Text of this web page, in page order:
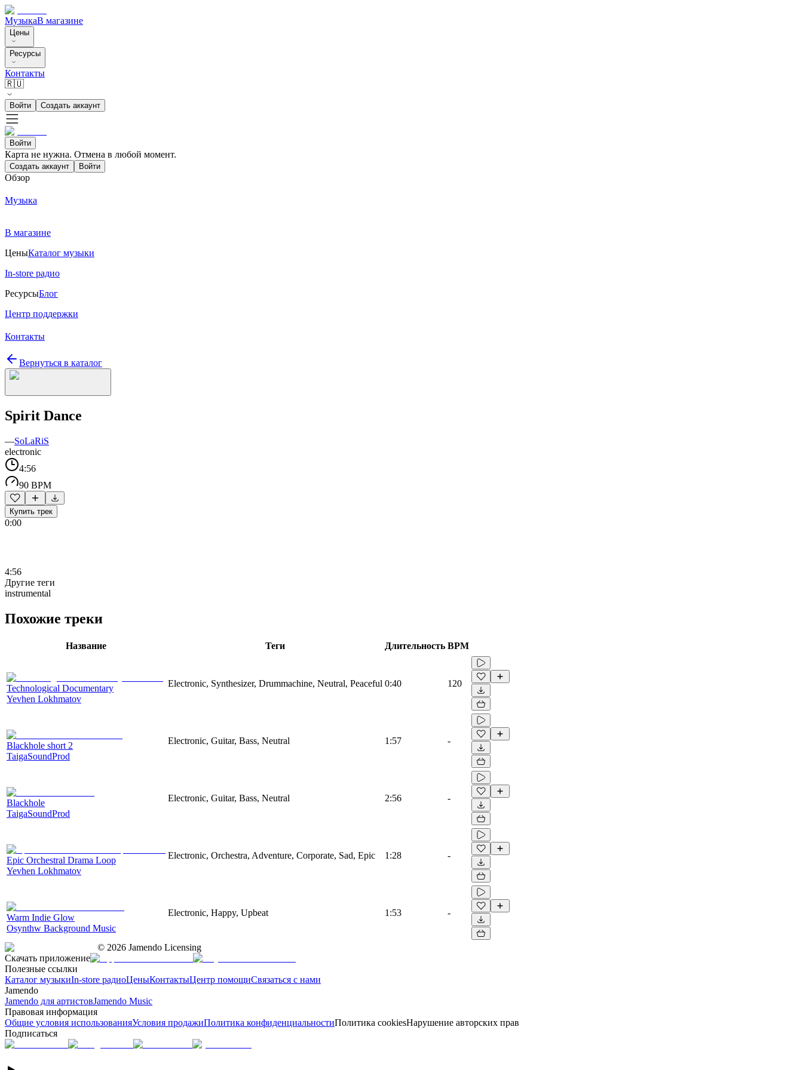
МузыкаВ магазине
Цены
Ресурсы
Контакты
🇷🇺
Войти Создать аккаунт
Войти
Карта не нужна. Отмена в любой момент.
Создать аккаунт Войти
Обзор
Музыка
В магазине
ЦеныКаталог музыки
In-store радио
РесурсыБлог
Центр поддержки
Контакты
Вернуться в каталог
Spirit Dance
—SoLaRiS
electronic
4:56
90 BPM
Купить трек
0:00
4:56
Другие теги
instrumental
Похожие треки
Название Теги Длительность BPM
Technological Documentary
Yevhen Lokhmatov
Electronic, Synthesizer, Drummachine, Neutral, Peaceful 0:40 120
Blackhole short 2
TaigaSoundProd
Electronic, Guitar, Bass, Neutral 1:57 -
Blackhole
TaigaSoundProd
Electronic, Guitar, Bass, Neutral 2:56 -
Epic Orchestral Drama Loop
Yevhen Lokhmatov
Electronic, Orchestra, Adventure, Corporate, Sad, Epic 1:28 -
Warm Indie Glow
Osynthw Background Music
Electronic, Happy, Upbeat 1:53 -
© 2026 Jamendo Licensing
Скачать приложение
Полезные ссылки
Каталог музыкиIn-store радиоЦеныКонтактыЦентр помощиСвязаться с нами
Jamendo
Jamendo для артистовJamendo Music
Правовая информация
Общие условия использованияУсловия продажиПолитика конфиденциальностиПолитика cookiesНарушение авторских прав
Подписаться